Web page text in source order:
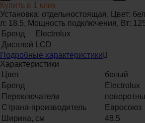
Купить в 1 клик
Установка: отдельностоящая, Цвет:
л: 18.5, Мощность подключения, Вт:
Бренд
Electrolux
Дисплей
LCD
Подробные характеристики
Характеристики
Цвет
белый
Бренд
Electrolux
Переключатели
Страна-производитель
Евросоюз
Ширина, см
48.5